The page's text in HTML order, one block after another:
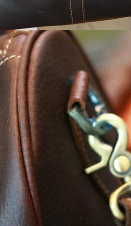
Túi đeo chéo da nữ
Ví Clutch cầm tay nữ
Túi Xách Da Nữ
HANDMADE
Bóp Ví Da Handmade
Túi Da Clutch handmade
Túi da nữ handmade
Dây Thắt Lưng Da Handmade
Cặp Da Handmade
Bao Da, Ốp Lưng Điện Thoại Handmade
Chế tác đồ da